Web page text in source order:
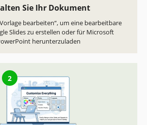
Sie Ihr Dokument
bearbeiten“, um eine bearbeitbare
Slides zu erstellen oder für Microsoft
herunterzuladen
2